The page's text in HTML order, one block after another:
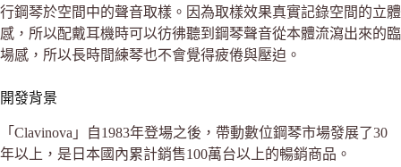
行鋼琴於空間中的聲音取樣。因為取樣效果真實記錄空間的立體
感，所以配戴耳機時可以彷彿聽到鋼琴聲音從本體流瀉出來的臨
場感，所以長時間練琴也不會覺得疲倦與壓迫。
開發背景
「Clavinova」自1983年登場之後，帶動數位鋼琴市場發展了30
年以上，是日本國內累計銷售100萬台以上的暢銷商品。